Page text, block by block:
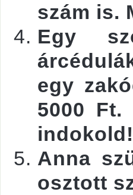
szám is.
Egy
egy
5000 Ft.
indokold!
Anna
osztott